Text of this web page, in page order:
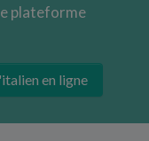
plateforme
en ligne